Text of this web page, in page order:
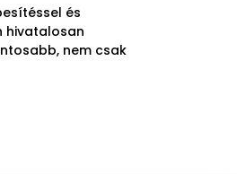
és
hivatalosan
nem csak